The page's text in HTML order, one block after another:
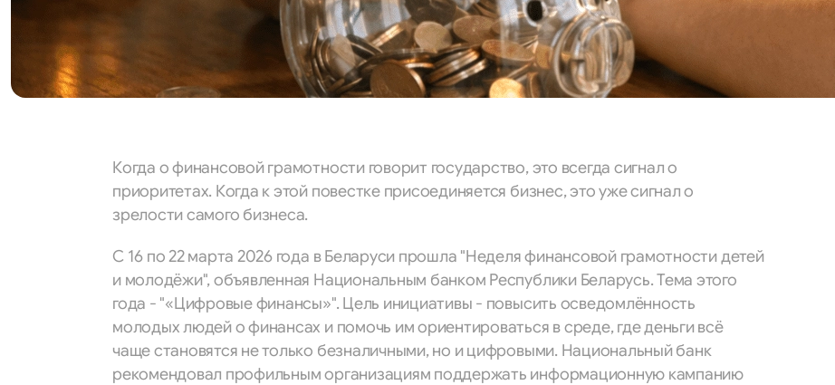
Когда о финансовой грамотности говорит государство, это всегда сигнал о
приоритетах. Когда к этой повестке присоединяется бизнес, это уже сигнал о
зрелости самого бизнеса.
С 16 по 22 марта 2026 года в Беларуси прошла "Неделя финансовой грамотности детей
и молодёжи", объявленная Национальным банком Республики Беларусь. Тема этого
года - "«Цифровые финансы»". Цель инициативы - повысить осведомлённость
молодых людей о финансах и помочь им ориентироваться в среде, где деньги всё
чаще становятся не только безналичными, но и цифровыми. Национальный банк
рекомендовал профильным организациям поддержать информационную кампанию